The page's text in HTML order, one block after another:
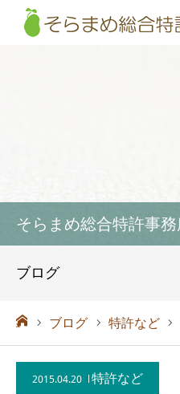
そらまめ総合特許事
ブログ
ム ブログ 特許など
2015.04.20 特許など
料金
採用情報